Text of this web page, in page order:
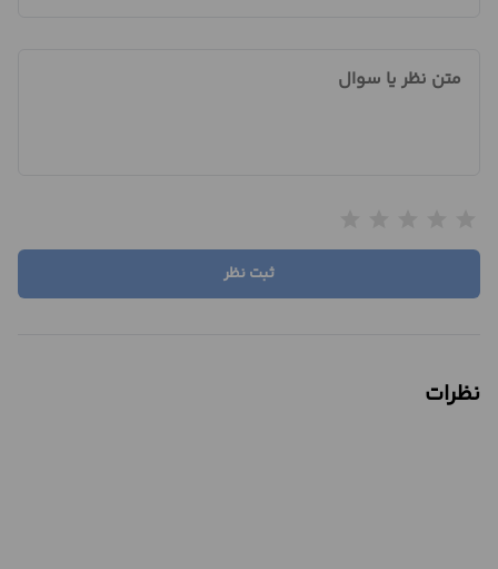
متن نظر یا سوال
ثبت نظر
نظرات